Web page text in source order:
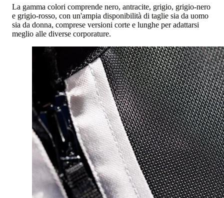
La gamma colori comprende nero, antracite, grigio, grigio-nero
e grigio-rosso, con un'ampia disponibilità di taglie sia da uomo
sia da donna, comprese versioni corte e lunghe per adattarsi
meglio alle diverse corporature.